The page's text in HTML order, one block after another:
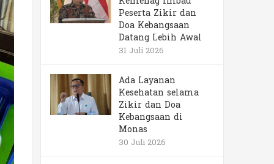
Peserta Zikir dan
Doa Kebangsaan
Datang Lebih Awal
31 Juli 2026
Ada Layanan
Kesehatan selama
Zikir dan Doa
Kebangsaan di
Monas
30 Juli 2026